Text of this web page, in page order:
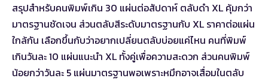
สรุปสำหรับคนพิมพ์เกิน 30 แผ่นต่อสัปดาห์ ตลับดำ XL คุ้มกว่า
มาตรฐานชัดเจน ส่วนตลับสีระดับมาตรฐานกับ XL ราคาต่อแผ่น
ใกล้กัน เลือกขึ้นกับว่าอยากเปลี่ยนตลับบ่อยแค่ไหน คนที่พิมพ์
เกินวันละ 10 แผ่นแนะนำ XL ทั้งคู่เพื่อความสะดวก ส่วนคนพิมพ์
น้อยกว่าวันละ 5 แผ่นมาตรฐานพอเพราะหมึกอาจเสื่อมในตลับ